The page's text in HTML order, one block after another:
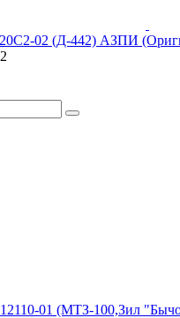
02 (Д-442) АЗПИ
01 (МТЗ-100,Зил